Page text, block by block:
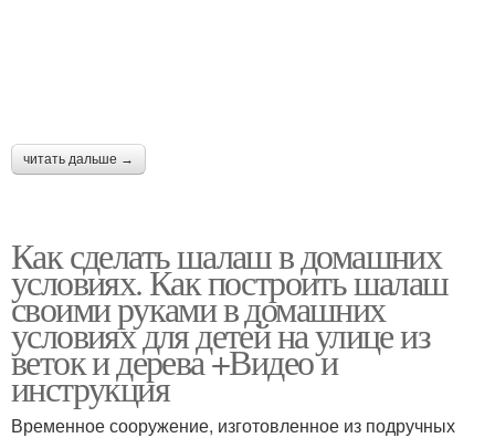
читать дальше →
Как сделать шалаш в домашних
условиях. Как построить шалаш
своими руками в домашних
условиях для детей на улице из
веток и дерева +Видео и
инструкция
Временное сооружение, изготовленное из подручных